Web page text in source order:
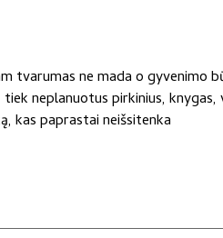
tvarumas ne mada o gyvenimo
neplanuotus pirkinius, knygas,
kas paprastai neišsitenka